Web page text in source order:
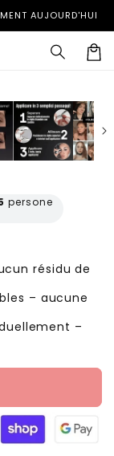
AUJOURD'HUI
Panier
persone
résidu de
– aucune
–